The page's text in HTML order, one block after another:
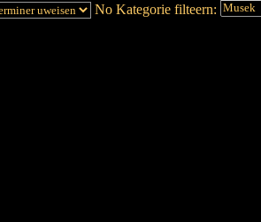
No Kategorie filteern: